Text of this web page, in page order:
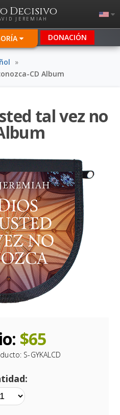
Decisivo
JEREMIAH
DONACIÓN
»
CD Album
tal vez no
$65
S-GYKALCD